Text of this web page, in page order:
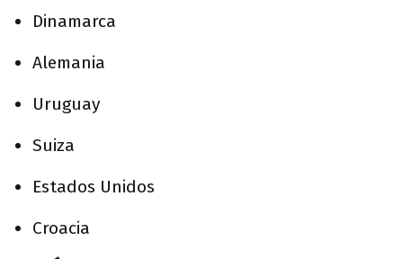
Dinamarca
Alemania
Uruguay
Suiza
Estados Unidos
Croacia